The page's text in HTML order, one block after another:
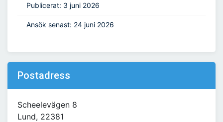
Publicerat: 3 juni 2026
Ansök senast: 24 juni 2026
Postadress
Scheelevägen 8
Lund, 22381